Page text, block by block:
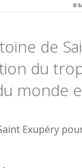
de
du
monde
Exupéry